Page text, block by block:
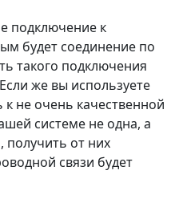
подключение к
будет соединение по
такого подключения
же вы используете
к не очень качественной
системе не одна, а
получить от них
связи будет